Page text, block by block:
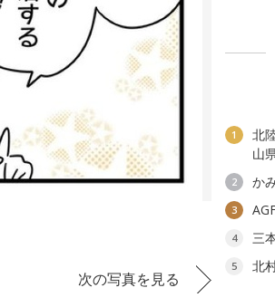
次の写真を見る
1
北
山
2 か
3
4 三
5
北